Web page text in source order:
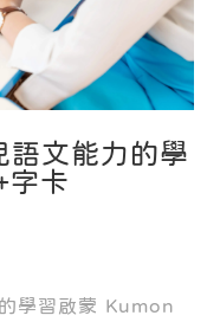
語文能力的學
字卡
學習啟蒙 Kumon